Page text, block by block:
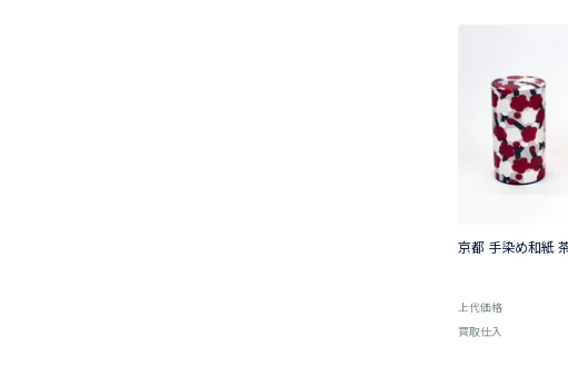
京都 手染め和紙
上代価格
買取仕入